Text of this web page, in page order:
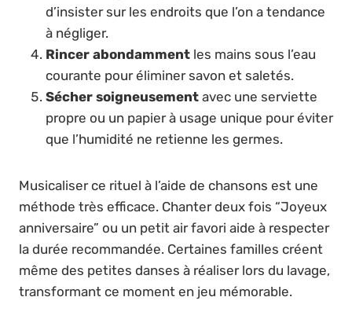
d’insister sur les endroits que l’on a tendance
à négliger.
Rincer abondamment les mains sous l’eau
courante pour éliminer savon et saletés.
Sécher soigneusement avec une serviette
propre ou un papier à usage unique pour éviter
que l’humidité ne retienne les germes.
Musicaliser ce rituel à l’aide de chansons est une
méthode très efficace. Chanter deux fois “Joyeux
anniversaire” ou un petit air favori aide à respecter
la durée recommandée. Certaines familles créent
même des petites danses à réaliser lors du lavage,
transformant ce moment en jeu mémorable.